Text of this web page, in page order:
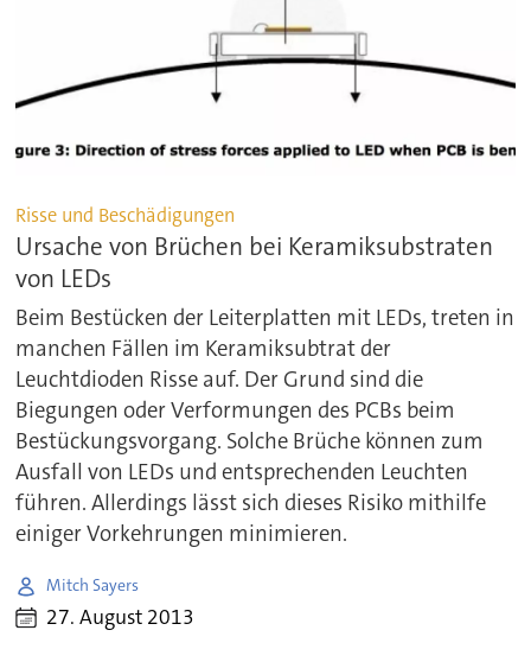
Risse und Beschädigungen
Ursache von Brüchen bei Keramiksubstraten
von LEDs
Beim Bestücken der Leiterplatten mit LEDs, treten in
manchen Fällen im Keramiksubtrat der
Leuchtdioden Risse auf. Der Grund sind die
Biegungen oder Verformungen des PCBs beim
Bestückungsvorgang. Solche Brüche können zum
Ausfall von LEDs und entsprechenden Leuchten
führen. Allerdings lässt sich dieses Risiko mithilfe
einiger Vorkehrungen minimieren.
Mitch Sayers
27. August 2013